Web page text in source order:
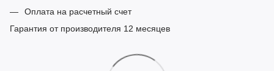
Оплата на расчетный счет
Гарантия от производителя 12 месяцев